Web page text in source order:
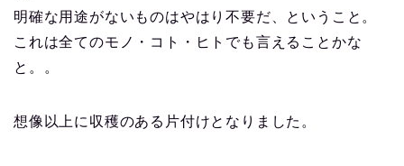
明確な用途がないものはやはり不要だ、ということ。
これは全てのモノ・コト・ヒトでも言えることかな
と。。
想像以上に収穫のある片付けとなりました。